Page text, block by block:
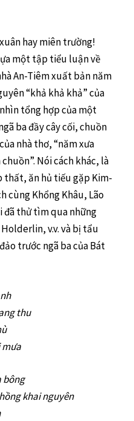
hay miên trường!
một tập tiểu luận về
An-Tiêm xuất bản năm
“khả khả khả” của
tổng hợp của một
ba đầy cây cối, chuồn
nhà thơ, “năm xưa
Nói cách khác, là
thất, ăn hủ tiếu gặp Kim-
cùng Khổng Khâu, Lão
đã thử tìm qua những
v.v. và bị tẩu
trước ngã ba của Bát
thu
mưa
bông
khai nguyên